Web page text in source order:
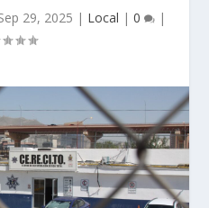
29, 2025 | Local | 0 |